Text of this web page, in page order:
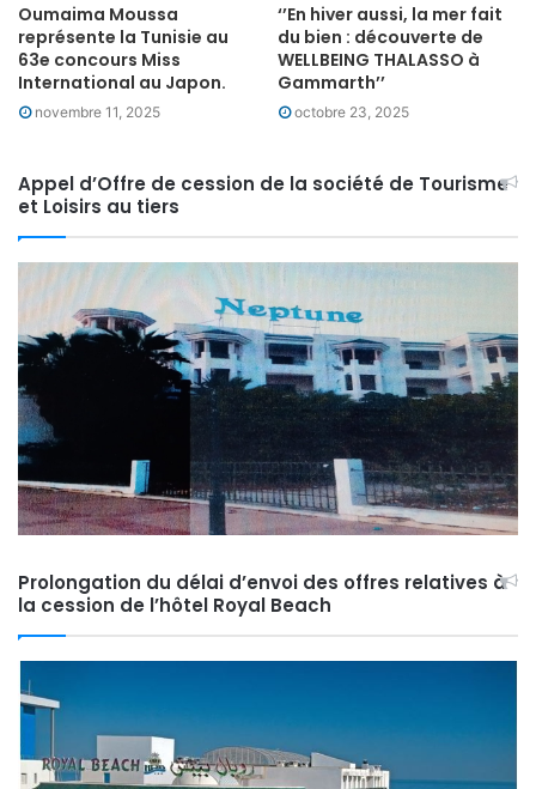
Oumaima Moussa
représente la Tunisie au
63e concours Miss
International au Japon.
novembre 11, 2025
‘’En hiver aussi, la mer fait
du bien : découverte de
WELLBEING THALASSO à
Gammarth’’
octobre 23, 2025
Appel d’Offre de cession de la société de Tourisme
et Loisirs au tiers
Prolongation du délai d’envoi des offres relatives à
la cession de l’hôtel Royal Beach